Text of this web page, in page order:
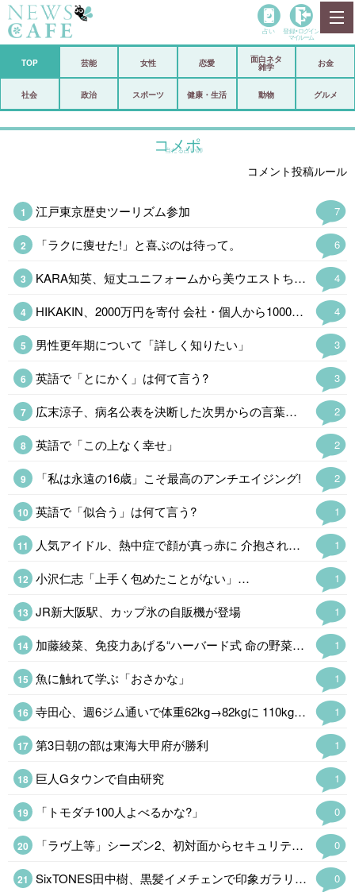
政治
スポーツ
コメントポスト
リリース ショップ
当たる占い師
占い 登録• ログイン
マイルーム
TOP 芸能 女性 恋愛
面白ネタ
雑学
お金
社会 政治 スポーツ 健康・生活 動物 グルメ
コメポ
コメント投稿ルール
7
江戸東京歴史ツーリズム参加
6
「ラクに痩せた!」と喜ぶのは待って。
4
KARA知英、短丈ユニフォームから美ウエストちらり「脚長すぎてびっくり」
4
HIKAKIN、2000万円を寄付 会社・個人から1000万&1万4400本の…
3
男性更年期について「詳しく知りたい」
3
英語で「とにかく」は何て言う?
2
広末涼子、病名公表を決断した次男からの言葉「言い訳にするのも嫌だった」
2
英語で「この上なく幸せ」
2
「私は永遠の16歳」こそ最高のアンチエイジング!
1
英語で「似合う」は何て言う?
1
人気アイドル、熱中症で顔が真っ赤に 介抱される様子公開「苦しそう」
1
小沢仁志「上手く包めたことがない」…
1
JR新大阪駅、カップ氷の自販機が登場
1
加藤綾菜、免疫力あげる“ハーバード式 命の野菜スープ公開「野菜たっぷりで…
1
魚に触れて学ぶ「おさかな」
1
寺田心、週6ジム通いで体重62kg→82kgに 110kgのベンチプレス…
1
第3日朝の部は東海大甲府が勝利
1
巨人Gタウンで自由研究
0
「トモダチ100人よべるかな?」
0
「ラヴ上等」シーズン2、初対面からセキュリティ発動
0
SixTONES田中樹、黒髪イメチェンで印象ガラリ会見